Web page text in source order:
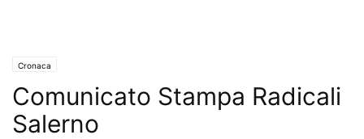
Cronaca
Comunicato Stampa Radicali
Salerno